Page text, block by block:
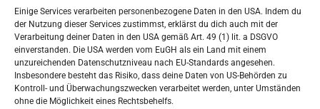
Einige Services verarbeiten personenbezogene Daten in den USA. Indem du
der Nutzung dieser Services zustimmst, erklärst du dich auch mit der
Verarbeitung deiner Daten in den USA gemäß Art. 49 (1) lit. a DSGVO
einverstanden. Die USA werden vom EuGH als ein Land mit einem
unzureichenden Datenschutzniveau nach EU-Standards angesehen.
Insbesondere besteht das Risiko, dass deine Daten von US-Behörden zu
Kontroll- und Überwachungszwecken verarbeitet werden, unter Umständen
ohne die Möglichkeit eines Rechtsbehelfs.
M D M D F S S
1
3 4 5 6 7 8
10 11 12 13 14 15 16